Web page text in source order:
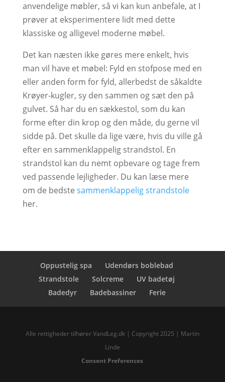
anvendelige møbler, så vi kan kun anbefale, at I
prøver at eksperimentere lidt med dette
klassiske og alligevel moderne møbel.
Det kan næsten ikke gøres mere enkelt, hvis
man vil have et møbel: Fyld en stofpose med en
eller anden form for fyld, allerbedst de såkaldte
Krøyer-kugler, sy den sammen og sæt den på
gulvet. Så har du en sækkestol, som du kan
forme efter din krop og den måde, du gerne vil
sidde på. Det skulle da lige være, hvis du ville gå
efter en sammenklappelig strandstol. En
strandstol kan du nemt opbevare og tage frem
ved passende lejligheder. Du kan læse mere
om de bedste sammenklappelig strandstole
her.
Oppustelig spa
Udendørs boblebad
Strandstole
Solcreme
UV badetøj
Badedyr
Badebassiner Ferie
Alle rettigheder tilhører VandLeg.dk | Copyright 2025 | Martin
Linde
Consent Preferences